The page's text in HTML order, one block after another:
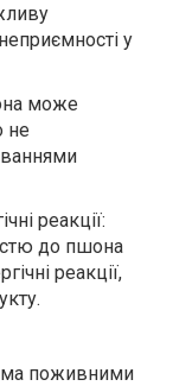
у
може
не
реакції:
до пшона
реакції,
поживними